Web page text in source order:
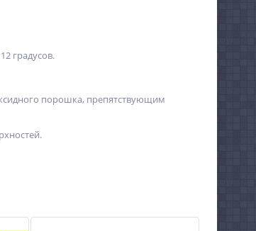
градусов.
порошка, препятствующим